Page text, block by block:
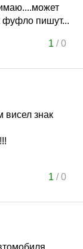
фуфло пишут...
1 /0
висел знак
1 /0